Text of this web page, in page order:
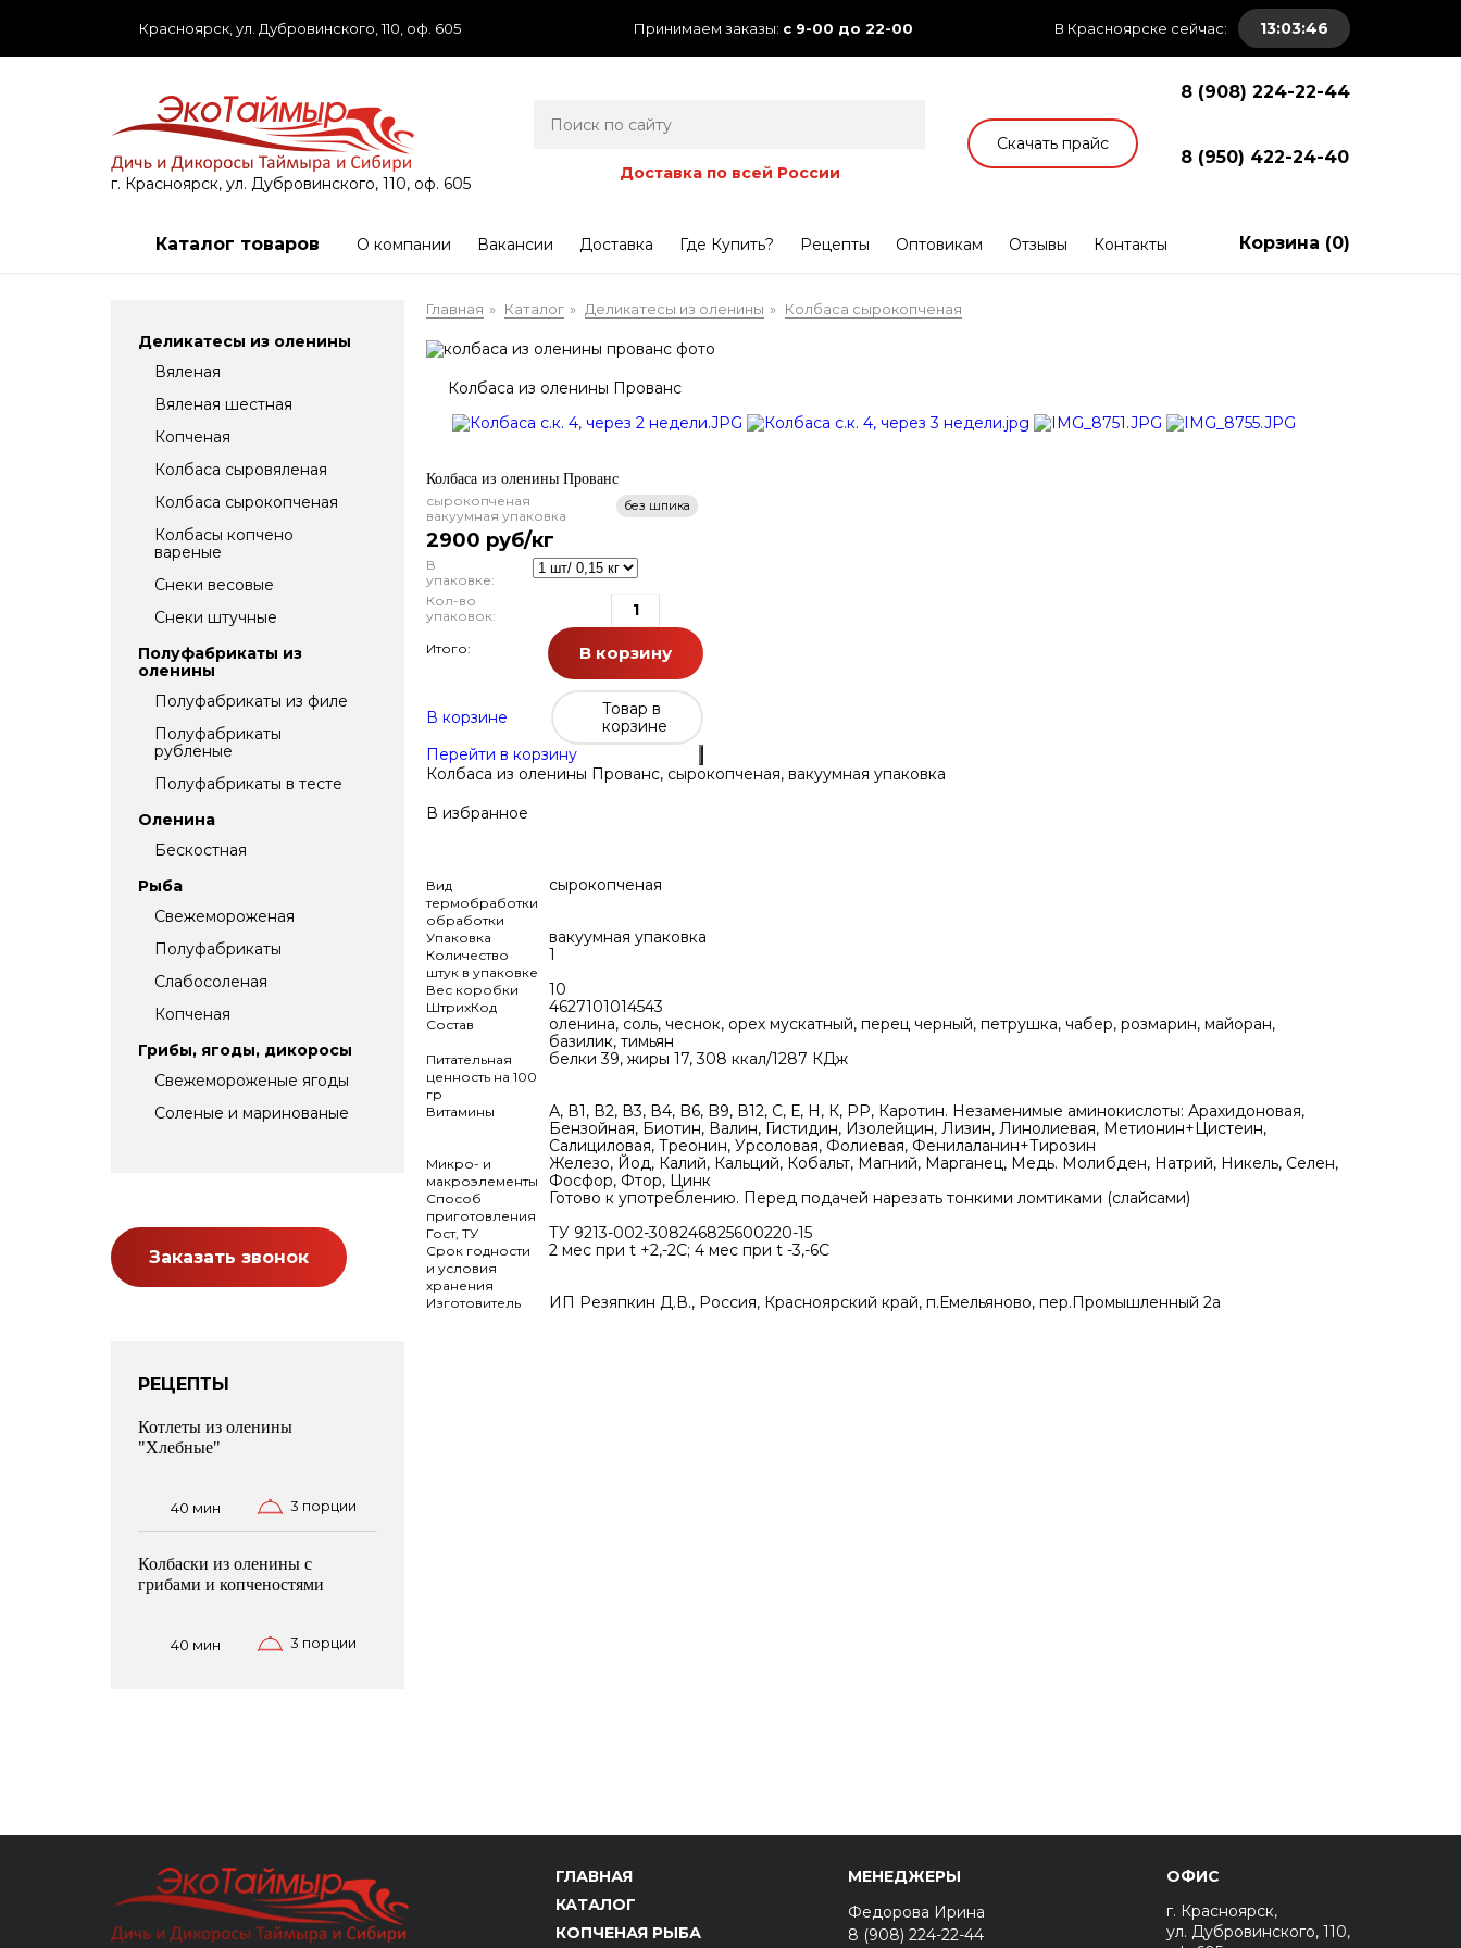
Красноярск, ул. Дубровинского, 110, оф. 605 Принимаем заказы: с 9-00 до 22-00 В Красноярске сейчас: 13:03:47
г. Красноярск, ул. Дубровинского, 110, оф. 605
Доставка по всей России
Скачать прайс
8 (908) 224-22-44
8 (950) 422-24-40
Каталог товаров О компании Вакансии Доставка Где Купить? Рецепты Оптовикам Отзывы Контакты Корзина (0)
Деликатесы из оленины
Вяленая
Вяленая шестная
Копченая
Колбаса сыровяленая
Колбаса сырокопченая
Колбасы копчено
вареные
Снеки весовые
Снеки штучные
Полуфабрикаты из
оленины
Полуфабрикаты из филе
Полуфабрикаты
рубленые
Полуфабрикаты в тесте
Оленина
Бескостная
Рыба
Свежемороженая
Полуфабрикаты
Слабосоленая
Копченая
Грибы, ягоды, дикоросы
Свежемороженые ягоды
Соленые и маринованые
Заказать звонок
РЕЦЕПТЫ
Котлеты из оленины
"Хлебные"
40 мин 3 порции
Колбаски из оленины с
грибами и копченостями
40 мин 3 порции
Главная » Каталог » Деликатесы из оленины » Колбаса сырокопченая
Колбаса из оленины Прованс
Колбаса из оленины Прованс
сырокопченая
вакуумная упаковка
без шпика
2900 руб/кг
В
упаковке:
Кол-во
упаковок:
Итого:
В корзину
В корзине
Товар в
корзине
Перейти в корзину
Колбаса из оленины Прованс, сырокопченая, вакуумная упаковка
В избранное
Вид
термобработки
обработки
сырокопченая
Упаковка вакуумная упаковка
Количество
штук в упаковке
1
Вес коробки 10
ШтрихКод 4627101014543
Состав
оленина, соль, чеснок, орех мускатный, перец черный, петрушка, чабер, розмарин, майоран,
базилик, тимьян
Питательная
ценность на 100
гр
белки 39, жиры 17, 308 ккал/1287 КДж
Витамины
А, В1, В2, В3, В4, B6, B9, В12, С, Е, Н, К, РР, Каротин. Незаменимые аминокислоты: Арахидоновая,
Бензойная, Биотин, Валин, Гистидин, Изолейцин, Лизин, Линолиевая, Метионин+Цистеин,
Салициловая, Треонин, Урсоловая, Фолиевая, Фенилаланин+Тирозин
Микро- и
макроэлементы
Железо, Йод, Калий, Кальций, Кобальт, Магний, Марганец, Медь. Молибден, Натрий, Никель, Селен,
Фосфор, Фтор, Цинк
Способ
приготовления
Готово к употреблению. Перед подачей нарезать тонкими ломтиками (слайсами)
Гост, ТУ ТУ 9213-002-308246825600220-15
Срок годности
и условия
хранения
2 мес при t +2,-2C; 4 мес при t -3,-6C
Изготовитель ИП Резяпкин Д.В., Россия, Красноярский край, п.Емельяново, пер.Промышленный 2а
ГЛАВНАЯ
КАТАЛОГ
КОПЧЕНАЯ РЫБА
МЕНЕДЖЕРЫ
Федорова Ирина
8 (908) 224-22-44
ОФИС
г. Красноярск,
ул. Дубровинского, 110,